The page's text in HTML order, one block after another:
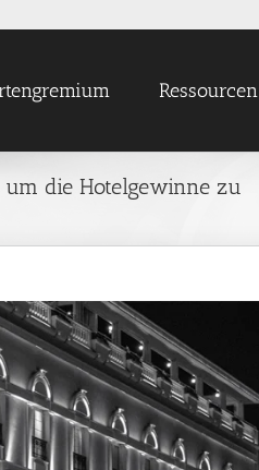
Ressourcen
die Hotelgewinne zu